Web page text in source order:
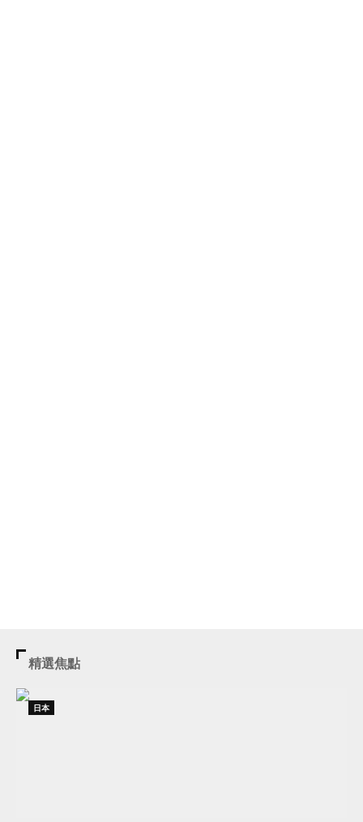
精選焦點
日本